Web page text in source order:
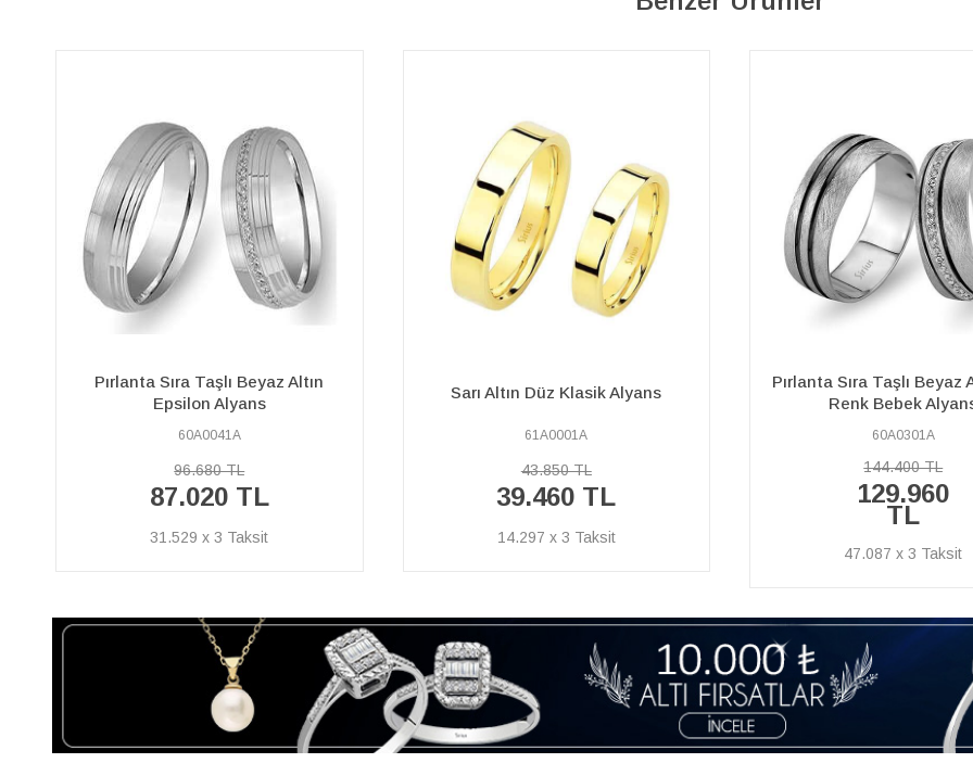
Sarı Altın Düz Klasik Alyans
61A0001A
43.850 TL
39.460 TL
14.297 x 3
Renk Bebek Alyans
60A0301A
144.400 TL
129.960
TL
Pırlanta Taşlı Kırmızı ve
Paris Black
60A0058A
177.700 TL
159.930
TL
57.946 x 3